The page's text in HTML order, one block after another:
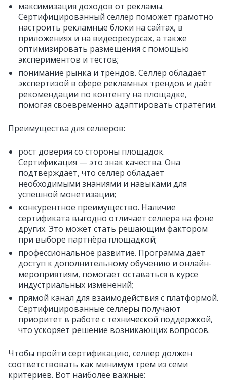
максимизация доходов от рекламы.
Сертифицированный селлер поможет грамотно
настроить рекламные блоки на сайтах, в
приложениях и на видеоресурсах, а также
оптимизировать размещения с помощью
экспериментов и тестов;
понимание рынка и трендов. Селлер обладает
экспертизой в сфере рекламных трендов и даёт
рекомендации по контенту на площадке,
помогая своевременно адаптировать стратегии.
Преимущества для селлеров:
рост доверия со стороны площадок.
Сертификация — это знак качества. Она
подтверждает, что селлер обладает
необходимыми знаниями и навыками для
успешной монетизации;
конкурентное преимущество. Наличие
сертификата выгодно отличает селлера на фоне
других. Это может стать решающим фактором
при выборе партнёра площадкой;
профессиональное развитие. Программа даёт
доступ к дополнительному обучению и онлайн-
мероприятиям, помогает оставаться в курсе
индустриальных изменений;
прямой канал для взаимодействия с платформой.
Сертифицированные селлеры получают
приоритет в работе с технической поддержкой,
что ускоряет решение возникающих вопросов.
Чтобы пройти сертификацию, селлер должен
соответствовать как минимум трём из семи
критериев. Вот наиболее важные: